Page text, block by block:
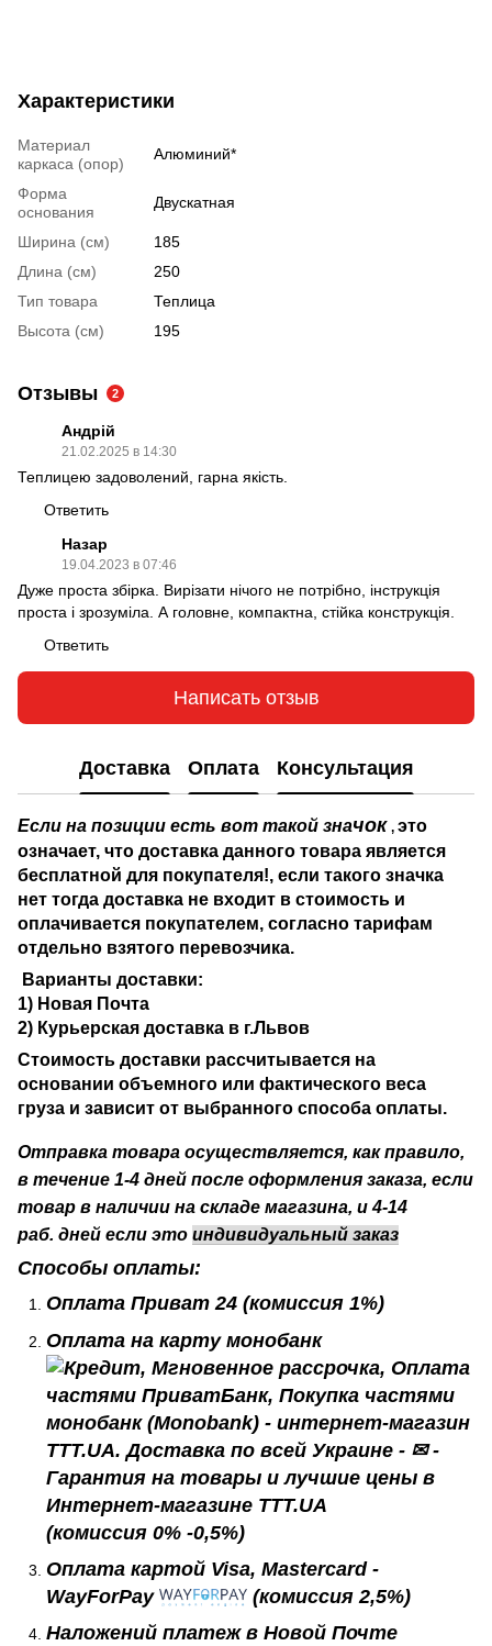
Характеристики
Материал
каркаса (опор)
Алюминий*
Форма
основания
Двускатная
Ширина (см)
185
Длина (см)
250
Тип товара
Теплица
Высота (см)
195
Отзывы 2
Андрій
21.02.2025 в 14:30
Теплицею задоволений, гарна якість.
Ответить
Назар
19.04.2023 в 07:46
Дуже проста збірка. Вирізати нічого не потрібно, інструкція
проста і зрозуміла. А головне, компактна, стійка конструкція.
Ответить
Написать отзыв
Доставка Оплата Консультация
Если на позиции есть вот такой значок , это
означает, что доставка данного товара является
бесплатной для покупателя!, если такого значка
нет тогда доставка не входит в стоимость и
оплачивается покупателем, согласно тарифам
отдельно взятого перевозчика.
Варианты доставки:
1) Новая Почта
2) Курьерская доставка в г.Львов
Стоимость доставки рассчитывается на
основании объемного или фактического веса
груза и зависит от выбранного способа оплаты.
Отправка товара осуществляется, как правило,
в течение 1-4 дней после оформления заказа, если
товар в наличии на складе магазина, и 4-14
раб. дней если это индивидуальный заказ
Способы оплаты:
Оплата Приват 24 (комиссия 1%)
Оплата на карту монобанк
(комиссия 0% -0,5%)
Оплата картой Visa, Mastercard -
WayForPay
(комиссия 2,5%)
Наложений платеж в Новой Почте